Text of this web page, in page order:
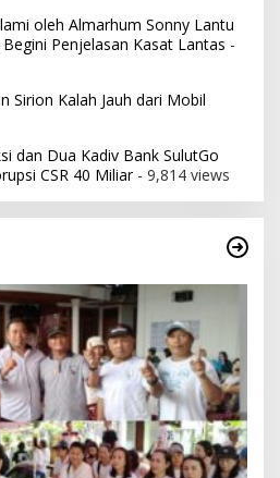
oleh Almarhum Sonny Lantu
Penjelasan Kasat Lantas -
Sirion Kalah Jauh dari Mobil
dan Dua Kadiv Bank SulutGo
CSR 40 Miliar- 9,814 views